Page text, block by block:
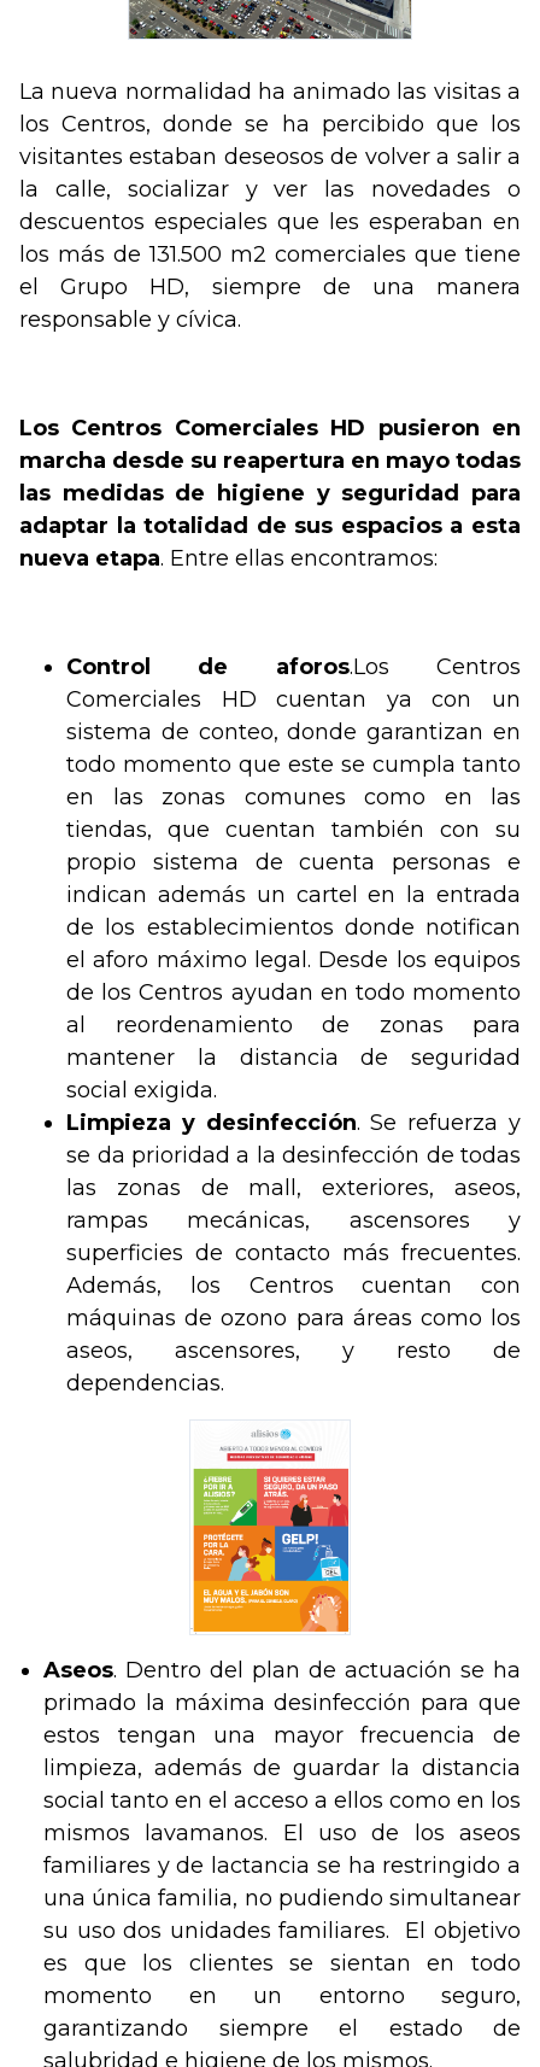
La nueva normalidad ha animado las visitas a
los Centros, donde se ha percibido que los
visitantes estaban deseosos de volver a salir a
la calle, socializar y ver las novedades o
descuentos especiales que les esperaban en
los más de 131.500 m2 comerciales que tiene
el Grupo HD, siempre de una manera
responsable y cívica.
Los Centros Comerciales HD pusieron en
marcha desde su reapertura en mayo todas
las medidas de higiene y seguridad para
adaptar la totalidad de sus espacios a esta
nueva etapa. Entre ellas encontramos:
Control de aforos.Los Centros
Comerciales HD cuentan ya con un
sistema de conteo, donde garantizan en
todo momento que este se cumpla tanto
en las zonas comunes como en las
tiendas, que cuentan también con su
propio sistema de cuenta personas e
indican además un cartel en la entrada
de los establecimientos donde notifican
el aforo máximo legal. Desde los equipos
de los Centros ayudan en todo momento
al reordenamiento de zonas para
mantener la distancia de seguridad
social exigida.
Limpieza y desinfección. Se refuerza y
se da prioridad a la desinfección de todas
las zonas de mall, exteriores, aseos,
rampas mecánicas, ascensores y
superficies de contacto más frecuentes.
Además, los Centros cuentan con
máquinas de ozono para áreas como los
aseos, ascensores, y resto de
dependencias.
Aseos. Dentro del plan de actuación se ha
primado la máxima desinfección para que
estos tengan una mayor frecuencia de
limpieza, además de guardar la distancia
social tanto en el acceso a ellos como en los
mismos lavamanos. El uso de los aseos
familiares y de lactancia se ha restringido a
una única familia, no pudiendo simultanear
su uso dos unidades familiares. El objetivo
es que los clientes se sientan en todo
momento en un entorno seguro,
garantizando siempre el estado de
salubridad e higiene de los mismos.